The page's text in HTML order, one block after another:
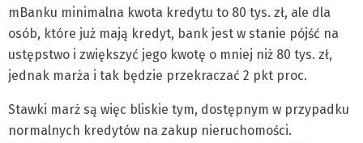
mBanku minimalna kwota kredytu to 80 tys. zł, ale dla
osób, które już mają kredyt, bank jest w stanie pójść na
ustępstwo i zwiększyć jego kwotę o mniej niż 80 tys. zł,
jednak marża i tak będzie przekraczać 2 pkt proc.
Stawki marż są więc bliskie tym, dostępnym w przypadku
normalnych kredytów na zakup nieruchomości.